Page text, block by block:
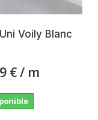
Voily Blanc
€/ m